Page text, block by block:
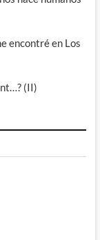
encontré en Los
(II)